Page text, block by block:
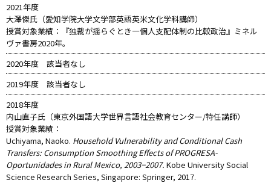
2021年度
大澤傑氏（愛知学院大学文学部英語英米文化学科講師）
授賞対象業績：『独裁が揺らぐとき―個人支配体制の比較政治』ミネル
ヴァ書房2020年。
2020年度 該当者なし
2019年度 該当者なし
2018年度
内山直子氏（東京外国語大学世界言語社会教育センター/特任講師）
授賞対象業績：
Uchiyama, Naoko. Household Vulnerability and Conditional Cash
Transfers: Consumption Smoothing Effects of PROGRESA-
Oportunidades in Rural Mexico, 2003−2007. Kobe University Social
Science Research Series, Singapore: Springer, 2017.